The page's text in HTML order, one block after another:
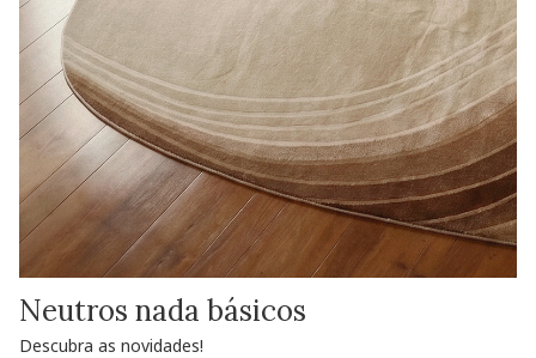
Neutros nada básicos
Descubra as novidades!